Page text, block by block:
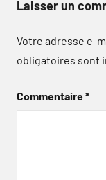
Laisser un
Votre adresse e-
obligatoires sont
Commentaire*